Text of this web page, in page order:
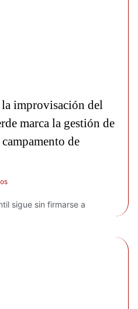
improvisación del
marca la gestión de
de
sigue sin firmarse a